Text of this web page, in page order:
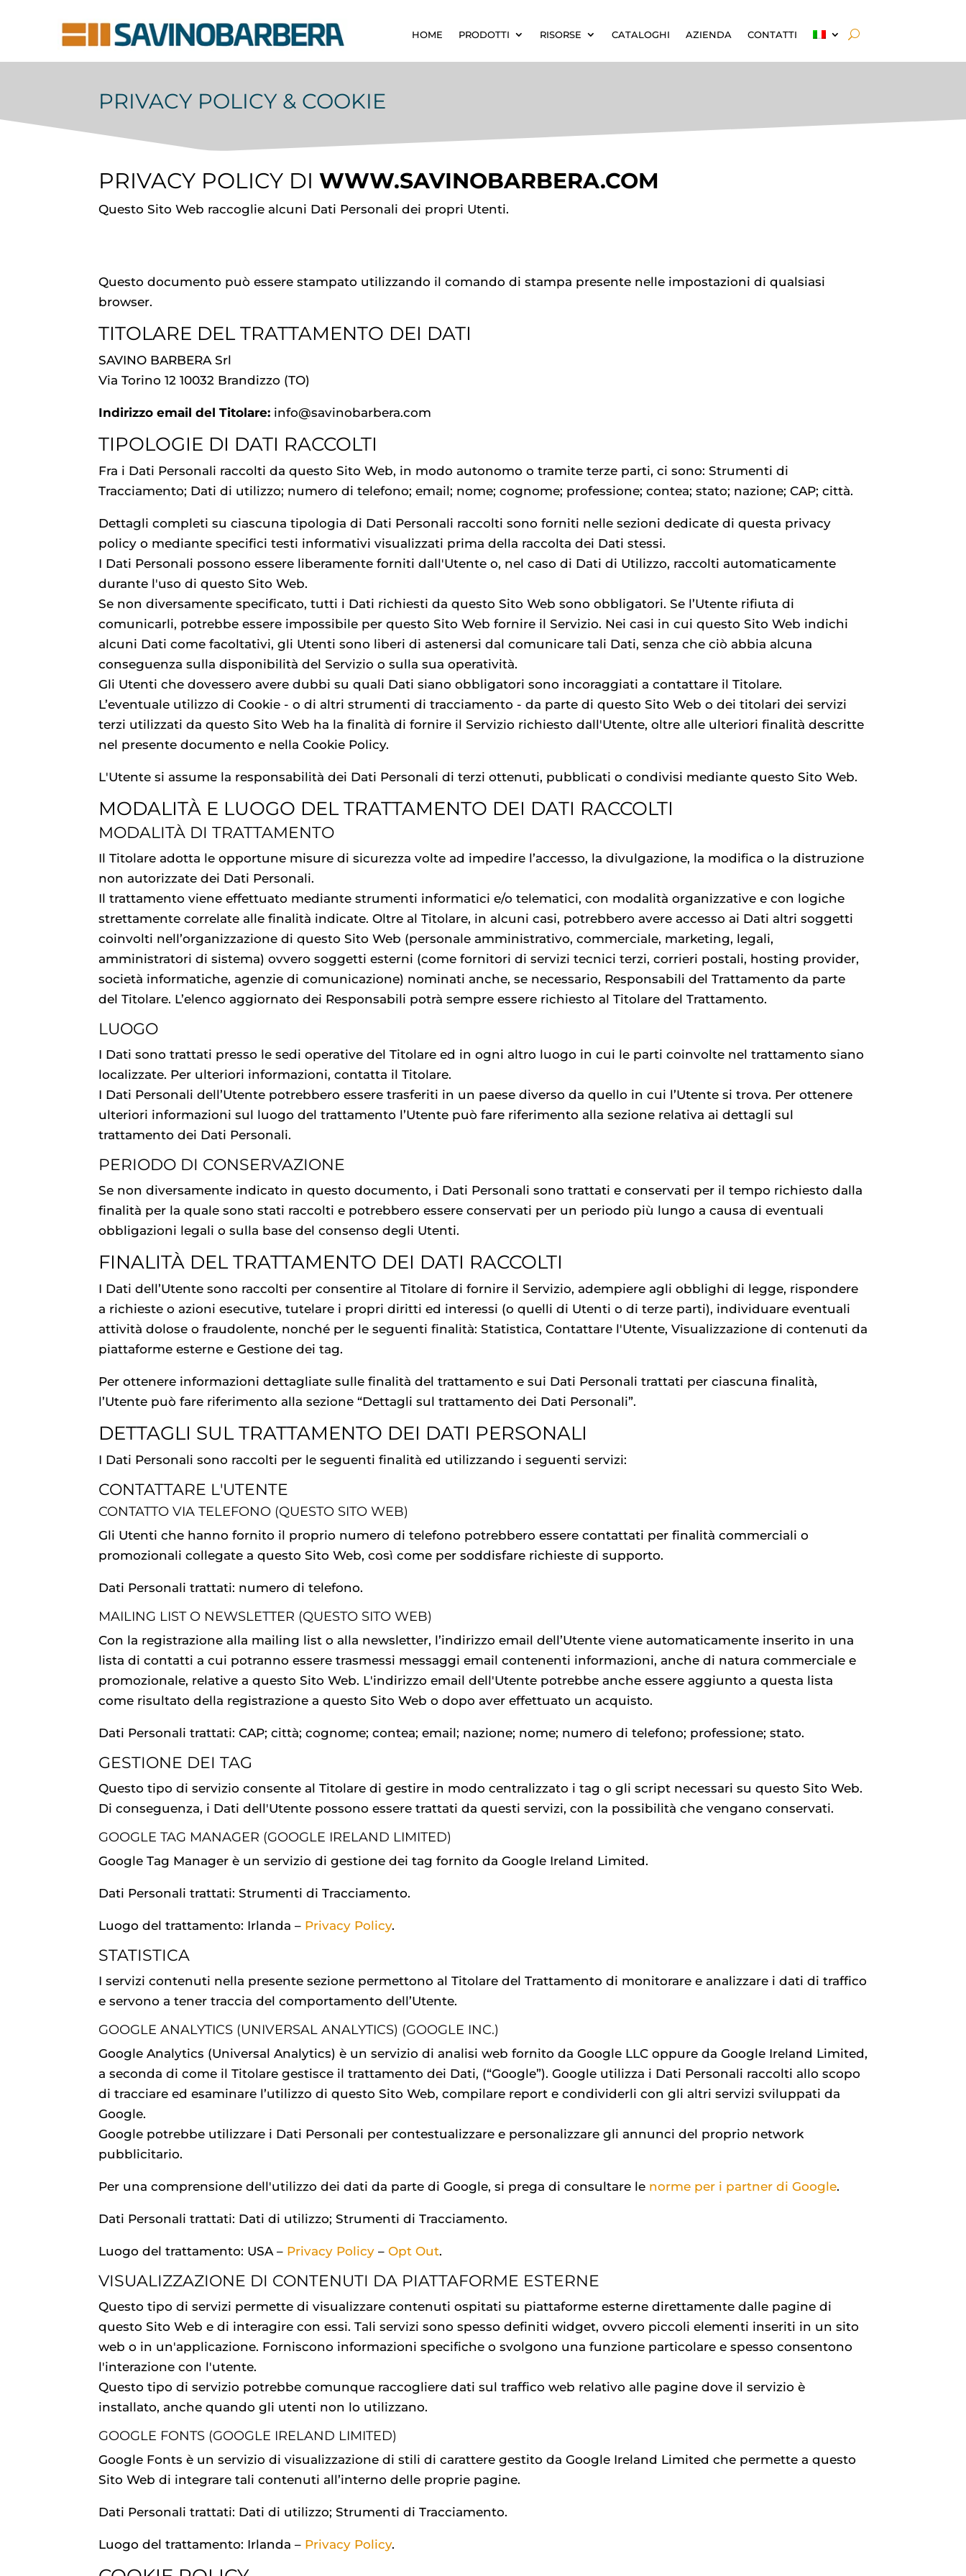
HOME PRODOTTI RISORSE CATALOGHI AZIENDA CONTATTI
PRIVACY POLICY & COOKIE
PRIVACY POLICY DI WWW.SAVINOBARBERA.COM
Questo Sito Web raccoglie alcuni Dati Personali dei propri Utenti.
Questo documento può essere stampato utilizzando il comando di stampa presente nelle impostazioni di qualsiasi
browser.
TITOLARE DEL TRATTAMENTO DEI DATI
SAVINO BARBERA Srl
Via Torino 12 10032 Brandizzo (TO)
Indirizzo email del Titolare: info@savinobarbera.com
TIPOLOGIE DI DATI RACCOLTI
Fra i Dati Personali raccolti da questo Sito Web, in modo autonomo o tramite terze parti, ci sono: Strumenti di
Tracciamento; Dati di utilizzo; numero di telefono; email; nome; cognome; professione; contea; stato; nazione; CAP; città.
Dettagli completi su ciascuna tipologia di Dati Personali raccolti sono forniti nelle sezioni dedicate di questa privacy
policy o mediante specifici testi informativi visualizzati prima della raccolta dei Dati stessi.
I Dati Personali possono essere liberamente forniti dall'Utente o, nel caso di Dati di Utilizzo, raccolti automaticamente
durante l'uso di questo Sito Web.
Se non diversamente specificato, tutti i Dati richiesti da questo Sito Web sono obbligatori. Se l’Utente rifiuta di
comunicarli, potrebbe essere impossibile per questo Sito Web fornire il Servizio. Nei casi in cui questo Sito Web indichi
alcuni Dati come facoltativi, gli Utenti sono liberi di astenersi dal comunicare tali Dati, senza che ciò abbia alcuna
conseguenza sulla disponibilità del Servizio o sulla sua operatività.
Gli Utenti che dovessero avere dubbi su quali Dati siano obbligatori sono incoraggiati a contattare il Titolare.
L’eventuale utilizzo di Cookie - o di altri strumenti di tracciamento - da parte di questo Sito Web o dei titolari dei servizi
terzi utilizzati da questo Sito Web ha la finalità di fornire il Servizio richiesto dall'Utente, oltre alle ulteriori finalità descritte
nel presente documento e nella Cookie Policy.
L'Utente si assume la responsabilità dei Dati Personali di terzi ottenuti, pubblicati o condivisi mediante questo Sito Web.
MODALITÀ E LUOGO DEL TRATTAMENTO DEI DATI RACCOLTI
MODALITÀ DI TRATTAMENTO
Il Titolare adotta le opportune misure di sicurezza volte ad impedire l’accesso, la divulgazione, la modifica o la distruzione
non autorizzate dei Dati Personali.
Il trattamento viene effettuato mediante strumenti informatici e/o telematici, con modalità organizzative e con logiche
strettamente correlate alle finalità indicate. Oltre al Titolare, in alcuni casi, potrebbero avere accesso ai Dati altri soggetti
coinvolti nell’organizzazione di questo Sito Web (personale amministrativo, commerciale, marketing, legali,
amministratori di sistema) ovvero soggetti esterni (come fornitori di servizi tecnici terzi, corrieri postali, hosting provider,
società informatiche, agenzie di comunicazione) nominati anche, se necessario, Responsabili del Trattamento da parte
del Titolare. L’elenco aggiornato dei Responsabili potrà sempre essere richiesto al Titolare del Trattamento.
LUOGO
I Dati sono trattati presso le sedi operative del Titolare ed in ogni altro luogo in cui le parti coinvolte nel trattamento siano
localizzate. Per ulteriori informazioni, contatta il Titolare.
I Dati Personali dell’Utente potrebbero essere trasferiti in un paese diverso da quello in cui l’Utente si trova. Per ottenere
ulteriori informazioni sul luogo del trattamento l’Utente può fare riferimento alla sezione relativa ai dettagli sul
trattamento dei Dati Personali.
PERIODO DI CONSERVAZIONE
Se non diversamente indicato in questo documento, i Dati Personali sono trattati e conservati per il tempo richiesto dalla
finalità per la quale sono stati raccolti e potrebbero essere conservati per un periodo più lungo a causa di eventuali
obbligazioni legali o sulla base del consenso degli Utenti.
FINALITÀ DEL TRATTAMENTO DEI DATI RACCOLTI
I Dati dell’Utente sono raccolti per consentire al Titolare di fornire il Servizio, adempiere agli obblighi di legge, rispondere
a richieste o azioni esecutive, tutelare i propri diritti ed interessi (o quelli di Utenti o di terze parti), individuare eventuali
attività dolose o fraudolente, nonché per le seguenti finalità: Statistica, Contattare l'Utente, Visualizzazione di contenuti da
piattaforme esterne e Gestione dei tag.
Per ottenere informazioni dettagliate sulle finalità del trattamento e sui Dati Personali trattati per ciascuna finalità,
l’Utente può fare riferimento alla sezione “Dettagli sul trattamento dei Dati Personali”.
DETTAGLI SUL TRATTAMENTO DEI DATI PERSONALI
I Dati Personali sono raccolti per le seguenti finalità ed utilizzando i seguenti servizi:
CONTATTARE L'UTENTE
CONTATTO VIA TELEFONO (QUESTO SITO WEB)
Gli Utenti che hanno fornito il proprio numero di telefono potrebbero essere contattati per finalità commerciali o
promozionali collegate a questo Sito Web, così come per soddisfare richieste di supporto.
Dati Personali trattati: numero di telefono.
MAILING LIST O NEWSLETTER (QUESTO SITO WEB)
Con la registrazione alla mailing list o alla newsletter, l’indirizzo email dell’Utente viene automaticamente inserito in una
lista di contatti a cui potranno essere trasmessi messaggi email contenenti informazioni, anche di natura commerciale e
promozionale, relative a questo Sito Web. L'indirizzo email dell'Utente potrebbe anche essere aggiunto a questa lista
come risultato della registrazione a questo Sito Web o dopo aver effettuato un acquisto.
Dati Personali trattati: CAP; città; cognome; contea; email; nazione; nome; numero di telefono; professione; stato.
GESTIONE DEI TAG
Questo tipo di servizio consente al Titolare di gestire in modo centralizzato i tag o gli script necessari su questo Sito Web.
Di conseguenza, i Dati dell'Utente possono essere trattati da questi servizi, con la possibilità che vengano conservati.
GOOGLE TAG MANAGER (GOOGLE IRELAND LIMITED)
Google Tag Manager è un servizio di gestione dei tag fornito da Google Ireland Limited.
Dati Personali trattati: Strumenti di Tracciamento.
Luogo del trattamento: Irlanda – Privacy Policy.
STATISTICA
I servizi contenuti nella presente sezione permettono al Titolare del Trattamento di monitorare e analizzare i dati di traffico
e servono a tener traccia del comportamento dell’Utente.
GOOGLE ANALYTICS (UNIVERSAL ANALYTICS) (GOOGLE INC.)
Google Analytics (Universal Analytics) è un servizio di analisi web fornito da Google LLC oppure da Google Ireland Limited,
a seconda di come il Titolare gestisce il trattamento dei Dati, (“Google”). Google utilizza i Dati Personali raccolti allo scopo
di tracciare ed esaminare l’utilizzo di questo Sito Web, compilare report e condividerli con gli altri servizi sviluppati da
Google.
Google potrebbe utilizzare i Dati Personali per contestualizzare e personalizzare gli annunci del proprio network
pubblicitario.
Per una comprensione dell'utilizzo dei dati da parte di Google, si prega di consultare le norme per i partner di Google.
Dati Personali trattati: Dati di utilizzo; Strumenti di Tracciamento.
Luogo del trattamento: USA – Privacy Policy – Opt Out.
VISUALIZZAZIONE DI CONTENUTI DA PIATTAFORME ESTERNE
Questo tipo di servizi permette di visualizzare contenuti ospitati su piattaforme esterne direttamente dalle pagine di
questo Sito Web e di interagire con essi. Tali servizi sono spesso definiti widget, ovvero piccoli elementi inseriti in un sito
web o in un'applicazione. Forniscono informazioni specifiche o svolgono una funzione particolare e spesso consentono
l'interazione con l'utente.
Questo tipo di servizio potrebbe comunque raccogliere dati sul traffico web relativo alle pagine dove il servizio è
installato, anche quando gli utenti non lo utilizzano.
GOOGLE FONTS (GOOGLE IRELAND LIMITED)
Google Fonts è un servizio di visualizzazione di stili di carattere gestito da Google Ireland Limited che permette a questo
Sito Web di integrare tali contenuti all’interno delle proprie pagine.
Dati Personali trattati: Dati di utilizzo; Strumenti di Tracciamento.
Luogo del trattamento: Irlanda – Privacy Policy.